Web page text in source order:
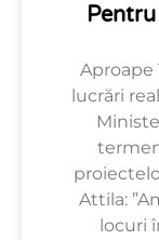
Aproape
lucrări
Attila:
locuri